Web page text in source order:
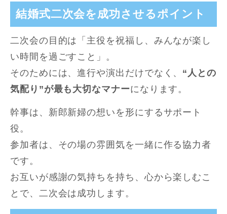
結婚式二次会を成功させるポイント
二次会の目的は「主役を祝福し、みんなが楽し
い時間を過ごすこと」。
そのためには、進行や演出だけでなく、 “人との
気配り”が最も大切なマナーになります。
幹事は、新郎新婦の想いを形にするサポート
役。
参加者は、その場の雰囲気を一緒に作る協力者
です。
お互いが感謝の気持ちを持ち、心から楽しむこ
とで、二次会は成功します。